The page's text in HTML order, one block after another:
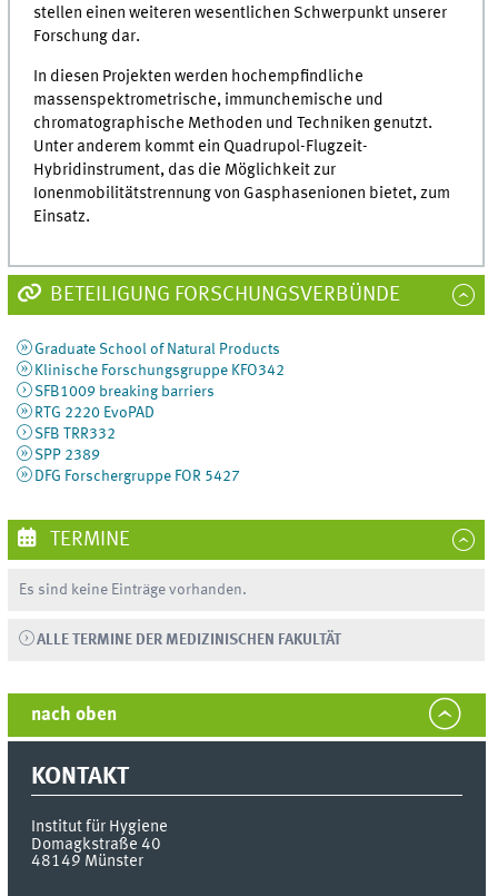
stellen einen weiteren wesentlichen Schwerpunkt unserer
Forschung dar.
In diesen Projekten werden hochempfindliche
massenspektrometrische, immunchemische und
chromatographische Methoden und Techniken genutzt.
Unter anderem kommt ein Quadrupol-Flugzeit-
Hybridinstrument, das die Möglichkeit zur
Ionenmobilitätstrennung von Gasphasenionen bietet, zum
Einsatz.
BETEILIGUNG FORSCHUNGSVERBÜNDE
Graduate School of Natural Products
Klinische Forschungsgruppe KFO342
SFB1009 breaking barriers
RTG 2220 EvoPAD
SFB TRR332
SPP 2389
DFG Forschergruppe FOR 5427
TERMINE
Es sind keine Einträge vorhanden.
ALLE TERMINE DER MEDIZINISCHEN FAKULTÄT
nach oben
KONTAKT
Institut für Hygiene
Domagkstraße 40
48149 Münster